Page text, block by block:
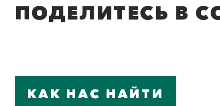
ПОДЕЛИТЕСЬ В
КАК НАС НАЙТИ